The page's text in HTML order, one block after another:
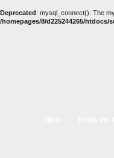
Deprecated: mysql_connect(): The
/homepages/8/d225244265/